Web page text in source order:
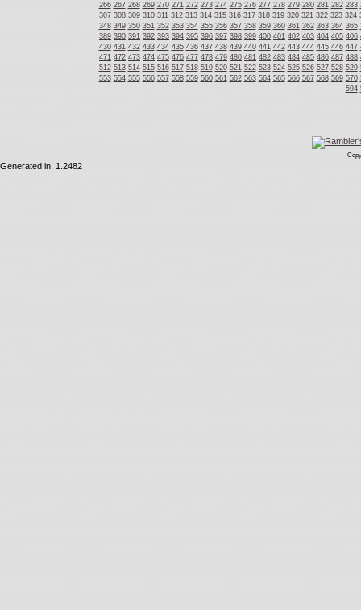
266 267 268 269 270 271 272 273 274 275 276 277 278 279 280 281 282 283
307 308 309 310 311 312 313 314 315 316 317 318 319 320 321 322 323 324
348 349 350 351 352 353 354 355 356 357 358 359 360 361 362 363 364 365
389 390 391 392 393 394 395 396 397 398 399 400 401 402 403 404 405 406
430 431 432 433 434 435 436 437 438 439 440 441 442 443 444 445 446 447
471 472 473 474 475 476 477 478 479 480 481 482 483 484 485 486 487 488
512 513 514 515 516 517 518 519 520 521 522 523 524 525 526 527 528 529
553 554 555 556 557 558 559 560 561 562 563 564 565 566 567 568 569 570
594
Generated in: 1.2482